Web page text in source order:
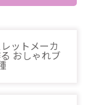
ットメーカ
おしゃれブ